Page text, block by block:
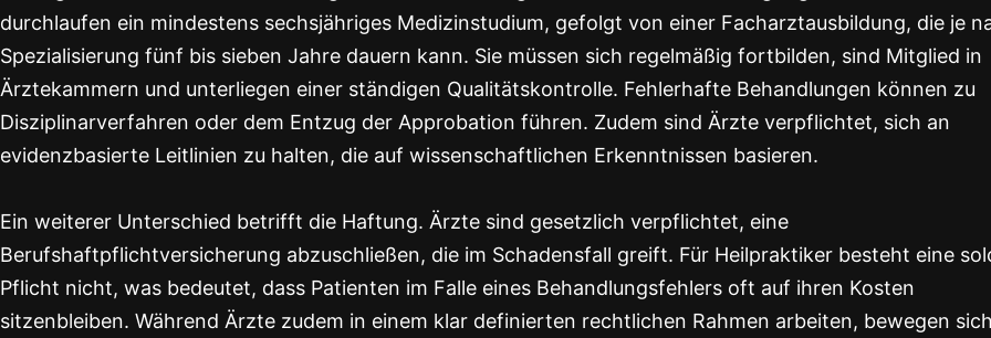
durchlaufen ein mindestens sechsjähriges Medizinstudium, gefolgt von einer Facharztausbildung, die je
Spezialisierung fünf bis sieben Jahre dauern kann. Sie müssen sich regelmäßig fortbilden, sind Mitglied in
Ärztekammern und unterliegen einer ständigen Qualitätskontrolle. Fehlerhafte Behandlungen können zu
Disziplinarverfahren oder dem Entzug der Approbation führen. Zudem sind Ärzte verpflichtet, sich an
evidenzbasierte Leitlinien zu halten, die auf wissenschaftlichen Erkenntnissen basieren.
Ein weiterer Unterschied betrifft die Haftung. Ärzte sind gesetzlich verpflichtet, eine
Berufshaftpflichtversicherung abzuschließen, die im Schadensfall greift. Für Heilpraktiker besteht eine
Pflicht nicht, was bedeutet, dass Patienten im Falle eines Behandlungsfehlers oft auf ihren Kosten
sitzenbleiben. Während Ärzte zudem in einem klar definierten rechtlichen Rahmen arbeiten, bewegen sich